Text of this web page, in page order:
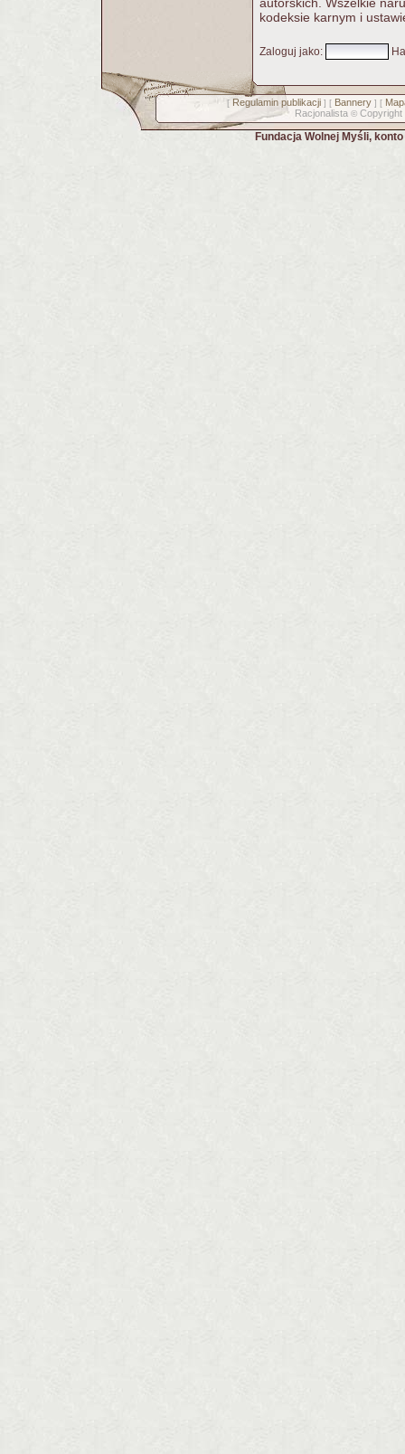
kodeksie karnym i
Zaloguj jako:
[ Regulamin publikacji] [ Bannery] [
Racjonalista © Copyright
Fundacja Wolnej Myśli,